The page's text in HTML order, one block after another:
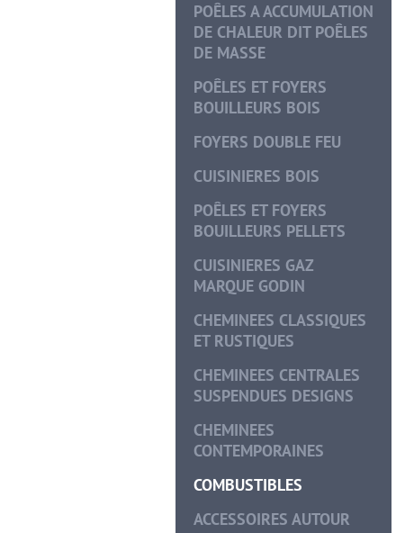
POÊLES A ACCUMULATION
DE CHALEUR DIT POÊLES
DE MASSE
POÊLES ET FOYERS
BOUILLEURS BOIS
FOYERS DOUBLE FEU
CUISINIERES BOIS
POÊLES ET FOYERS
BOUILLEURS PELLETS
CUISINIERES GAZ
MARQUE GODIN
CHEMINEES CLASSIQUES
ET RUSTIQUES
CHEMINEES CENTRALES
SUSPENDUES DESIGNS
CHEMINEES
CONTEMPORAINES
COMBUSTIBLES
ACCESSOIRES AUTOUR